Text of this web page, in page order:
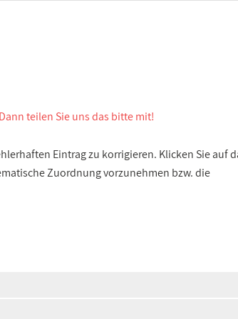
Dann teilen Sie uns das bitte mit!
Eintrag zu korrigieren. Klicken Sie auf
Zuordnung vorzunehmen bzw. die